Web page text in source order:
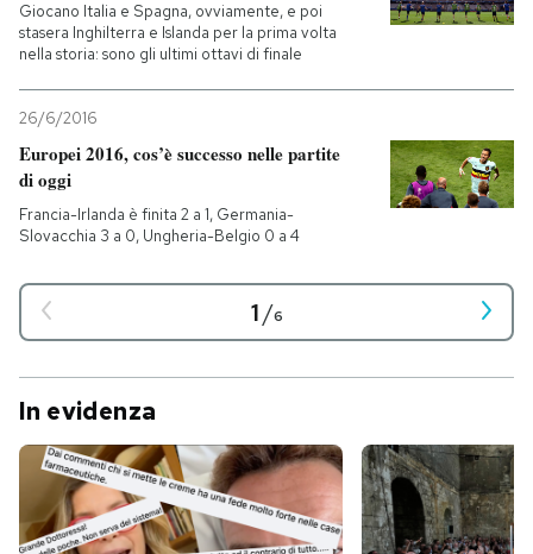
Giocano Italia e Spagna, ovviamente, e poi
stasera Inghilterra e Islanda per la prima volta
nella storia: sono gli ultimi ottavi di finale
26/6/2016
Europei 2016, cos’è successo nelle partite
di oggi
Francia-Irlanda è finita 2 a 1, Germania-
Slovacchia 3 a 0, Ungheria-Belgio 0 a 4
1/6
In evidenza